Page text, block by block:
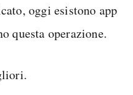
oggi esistono app
questa operazione.